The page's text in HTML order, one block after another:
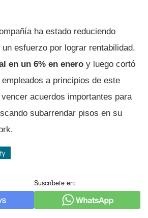
ha estado reduciendo
esfuerzo por lograr rentabilidad.
en un 6% en enero y luego cortó
a principios de este
acuerdos importantes para
subarrendar pisos en su
Suscríbete en: